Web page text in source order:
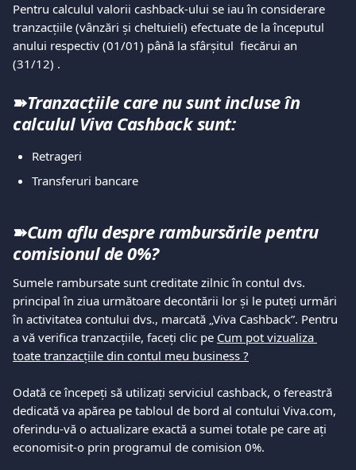
Pentru calculul valorii cashback-ului se iau în considerare
tranzacțiile (vânzări și cheltuieli) efectuate de la începutul
anului respectiv (01/01) până la sfârșitul  fiecărui an
(31/12) .
➽Tranzacțiile care nu sunt incluse în
calculul Viva Cashback sunt:
Retrageri
Transferuri bancare
➽Cum aflu despre rambursările pentru
comisionul de 0%?
Sumele rambursate sunt creditate zilnic în contul dvs.
principal în ziua următoare decontării lor și le puteți urmări
în activitatea contului dvs., marcată „Viva Cashback”. Pentru
a vă verifica tranzacțiile, faceți clic pe Cum pot vizualiza
toate tranzacțiile din contul meu business ?
Odată ce începeți să utilizați serviciul cashback, o fereastră
dedicată va apărea pe tabloul de bord al contului Viva.com,
oferindu-vă o actualizare exactă a sumei totale pe care ați
economisit-o prin programul de comision 0%.